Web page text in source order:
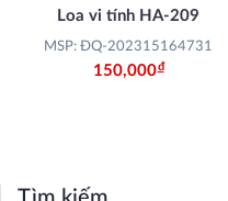
Loa vi tính HA-209
MSP: ĐQ-202315164731
150,000Đ